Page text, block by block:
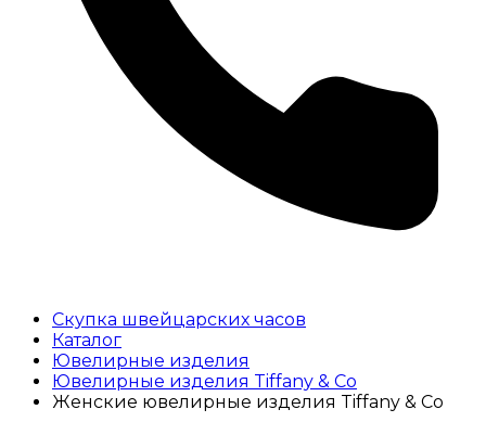
Скупка швейцарских часов
Каталог
Ювелирные изделия
Ювелирные изделия Tiffany & Co
Женские ювелирные изделия Tiffany & Co